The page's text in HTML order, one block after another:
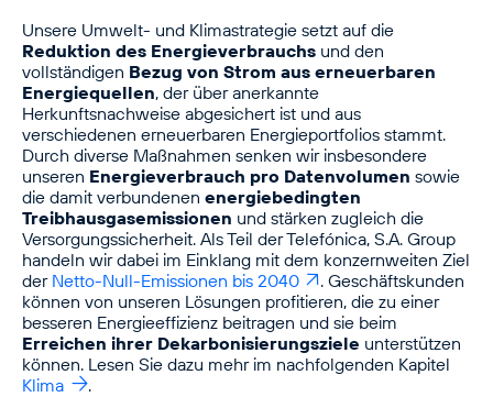
Unsere Umwelt- und Klimastrategie setzt auf die
Reduktion des Energie­verbrauchs und den
vollständigen Bezug von Strom aus erneuerbaren
Energiequellen, der über anerkannte
Herkunftsnachweise abgesichert ist und aus
verschiedenen erneuerbaren Energieportfolios stammt.
Durch diverse Maßnahmen senken wir insbesondere
unseren Energieverbrauch pro Datenvolumen sowie
die damit verbundenen energiebedingten
Treibhausgasemissionen und stärken zugleich die
Versorgungssicherheit. Als Teil der Telefónica, S.A. Group
handeln wir dabei im Einklang mit dem konzernweiten Ziel
der Netto-Null-Emissionen bis 2040
. Geschäftskunden
können von unseren Lösungen profitieren, die zu einer
besseren Energieeffizienz beitragen und sie beim
Erreichen ihrer Dekarboni­sierungsziele unterstützen
können. Lesen Sie dazu mehr im nachfolgenden Kapitel
Klima
.